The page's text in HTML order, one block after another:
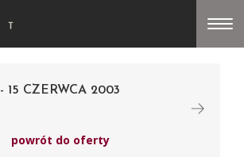
- 15 CZERWCA 2003
powrót do oferty